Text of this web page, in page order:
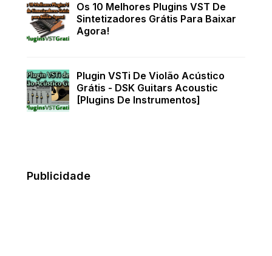
Os 10 Melhores Plugins VST De
Sintetizadores Grátis Para Baixar
Agora!
Plugin VSTi De Violão Acústico
Grátis - DSK Guitars Acoustic
[Plugins De Instrumentos]
Publicidade